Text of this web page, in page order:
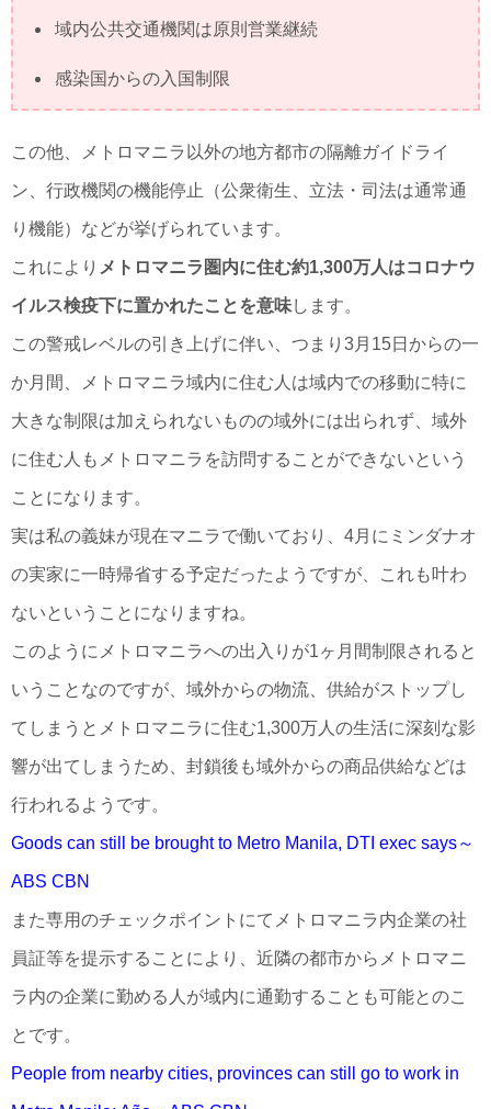
域内公共交通機関は原則営業継続
感染国からの入国制限
この他、メトロマニラ以外の地方都市の隔離ガイドライ
ン、行政機関の機能停止（公衆衛生、立法・司法は通常通
り機能）などが挙げられています。
これにより メトロマニラ圏内に住む約1,300万人はコロナウ
イルス検疫下に置かれたことを意味します。
この警戒レベルの引き上げに伴い、つまり3月15日からの一
か月間、メトロマニラ域内に住む人は域内での移動に特に
大きな制限は加えられないものの域外には出られず、域外
に住む人もメトロマニラを訪問することができないという
ことになります。
実は私の義妹が現在マニラで働いており、4月にミンダナオ
の実家に一時帰省する予定だったようですが、これも叶わ
ないということになりますね。
このようにメトロマニラへの出入りが1ヶ月間制限されると
いうことなのですが、域外からの物流、供給がストップし
てしまうとメトロマニラに住む1,300万人の生活に深刻な影
響が出てしまうため、封鎖後も域外からの商品供給などは
行われるようです。
Goods can still be brought to Metro Manila, DTI exec says～
ABS CBN
また専用のチェックポイントにてメトロマニラ内企業の社
員証等を提示することにより、近隣の都市からメトロマニ
ラ内の企業に勤める人が域内に通勤することも可能とのこ
とです。
People from nearby cities, provinces can still go to work in